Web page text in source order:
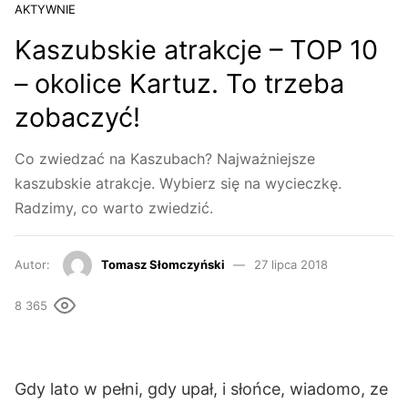
AKTYWNIE
Kaszubskie atrakcje – TOP 10
– okolice Kartuz. To trzeba
zobaczyć!
Co zwiedzać na Kaszubach? Najważniejsze
kaszubskie atrakcje. Wybierz się na wycieczkę.
Radzimy, co warto zwiedzić.
Autor: Tomasz Słomczyński 27 lipca 2018
8 365
Gdy lato w pełni, gdy upał, i słońce, wiadomo, ze